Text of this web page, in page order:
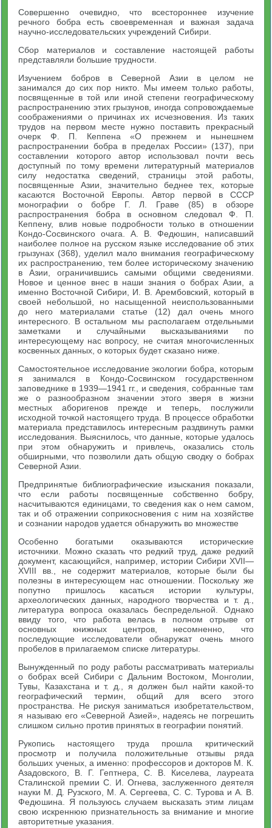
Совершенно очевидно, что всестороннее изучение
речного бобра есть своевременная и важная задача
научно-исследовательских учреждений Сибири.
Сбор материалов и составление настоящей работы
представляли большие трудности.
Изучением бобров в Северной Азии в целом не
занимался до сих пор никто. Мы имеем только работы,
посвященные в той или иной степени географическому
распространению этих грызунов, иногда сопровождаемые
соображениями о причинах их исчезновения. Из таких
трудов на первом месте нужно поставить прекрасный
очерк Ф. П. Кеппена «О прежнем и нынешнем
распространении бобра в пределах России» (137), при
составлении которого автор использовал почти весь
доступный по тому времени литературный материалов
силу недостатка сведений, страницы этой работы,
посвященные Азии, значительно беднее тех, которые
касаются Восточной Европы. Автор первой в СССР
монографии о бобре Г. Л. Граве (85) в обзоре
распространения бобра в основном следовал Ф. П.
Кеппену, влив новые подробности только в отношении
Кондо-Сосвинского очага. А. В. Федюшин, написавший
наиболее полное на русском языке исследование об этих
грызунах (368), уделил мало внимания географическому
их распространению, тем более историческому значению
в Азии, ограничившись самыми общими сведениями.
Новое и ценное внес в наши знания о бобрах Азии, а
именно Восточной Сибири, И. В. Арембовский, который в
своей небольшой, но насыщенной неиспользованными
до него материалами статье (12) дал очень много
интересного. В остальном мы располагаем отдельными
заметками и случайными высказываниями по
интересующему нас вопросу, не считая многочисленных
косвенных данных, о которых будет сказано ниже.
Самостоятельное исследование экологии бобра, которым
я занимался в Кондо-Сосвинском государственном
заповеднике в 1939—1941 гг., и сведения, собранные там
же о разнообразном значении этого зверя в жизни
местных аборигенов прежде и теперь, послужили
исходной точкой настоящего труда. В процессе обработки
материала представилось интересным раздвинуть рамки
исследования. Выяснилось, что данные, которые удалось
при этом обнаружить и привлечь, оказались столь
обширными, что позволили дать общую сводку о бобрах
Северной Азии.
Предпринятые библиографические изыскания показали,
что если работы посвященные собственно бобру,
насчитываются единицами, то сведения как о нем самом,
так и об отражении соприкосновения с ним на хозяйстве
и сознании народов удается обнаружить во множестве
Особенно богатыми оказываются исторические
источники. Можно сказать что редкий труд, даже редкий
документ, касающийся, например, истории Сибири XVII—
XVIII вв., не содержит материалов, которые были бы
полезны в интересующем нас отношении. Поскольку же
попутно пришлось касаться истории культуры,
археологических данных, народного творчества и т. д.,
литература вопроса оказалась беспредельной. Однако
ввиду того, что работа велась в полном отрыве от
основных книжных центров, несомненно, что
последующие исследователи обнаружат очень много
пробелов в прилагаемом списке литературы.
Вынужденный по роду работы рассматривать материалы
о бобрах всей Сибири с Дальним Востоком, Монголии,
Тувы, Казахстана и т. д., я должен был найти какой-то
географический термин, общий для всего этого
пространства. Не рискуя заниматься изобретательством,
я называю его «Северной Азией», надеясь не погрешить
слишком сильно против принятых в географии понятий.
Рукопись настоящего труда прошла критический
просмотр и получила положительные отзывы ряда
больших ученых, а именно: профессоров и докторов М. К.
Азадовского, В. Г. Гептнера, С. В. Киселева, лауреата
Сталинской премии С. И. Огнева, заслуженного деятеля
науки М. Д. Рузского, М. А. Сергеева, С. С. Турова и А. В.
Федюшина. Я пользуюсь случаем высказать этим лицам
свою искреннюю признательность за внимание и многие
авторитетные указания.